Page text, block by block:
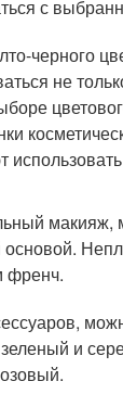
с
черного
не
макияж,
френч.
и